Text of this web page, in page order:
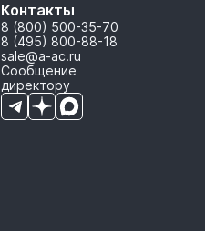
Контакты
8 (800) 500-35-70
8 (495) 800-88-18
sale@a-ac.ru
Сообщение
директору